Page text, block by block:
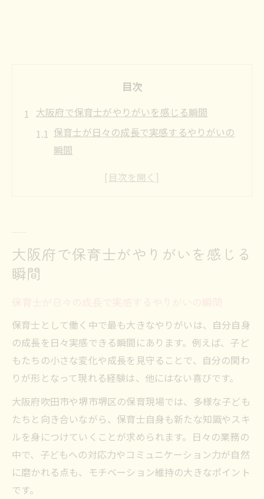
目次
大阪府で保育士がやりがいを感じる瞬間
保育士が日々の成長で実感するやりがいの
瞬間
子どもと信頼を築く保育士ならではの喜び
吹田市・堺区で保育士の意欲を保つ工夫
保育士同士の支え合いが意欲向上の秘訣
保育士の目標設定が日々の原動力になる理
由
保育士が意欲を保つための習慣づくり実践
例
ベテラン保育士へ成長するための道のり
保育士がベテランを目指す成長ステップと
は
保育士キャリアアップに必要な経験の積み
方
大阪府で保育士がやりがいを感じる
瞬間
保育士が日々の成長で実感するやりがいの瞬間
保育士として働く中で最も大きなやりがいは、自分自身
の成長を日々実感できる瞬間にあります。例えば、子ど
もたちの小さな変化や成長を見守ることで、自分の関わ
りが形となって現れる経験は、他にはない喜びです。
大阪府吹田市や堺市堺区の保育現場では、多様な子ども
たちと向き合いながら、保育士自身も新たな知識やスキ
ルを身につけていくことが求められます。日々の業務の
中で、子どもへの対応力やコミュニケーション力が自然
に磨かれる点も、モチベーション維持の大きなポイント
です。